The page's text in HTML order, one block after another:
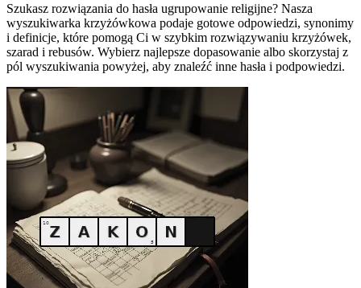
Szukasz rozwiązania do hasła ugrupowanie religijne? Nasza
wyszukiwarka krzyżówkowa podaje gotowe odpowiedzi, synonimy
i definicje, które pomogą Ci w szybkim rozwiązywaniu krzyżówek,
szarad i rebusów. Wybierz najlepsze dopasowanie albo skorzystaj z
pól wyszukiwania powyżej, aby znaleźć inne hasła i podpowiedzi.